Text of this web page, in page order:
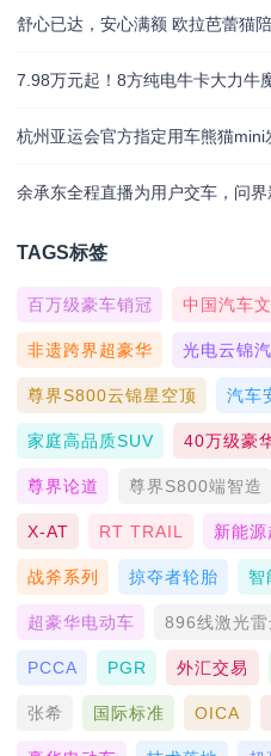
舒心已达，安心满额 欧拉芭蕾猫
7.98万元起！8方纯电牛卡大力牛
杭州亚运会官方指定用车熊猫mini
余承东全程直播为用户交车，问
TAGS标签
百万级豪车销冠 中国汽车
非遗跨界超豪华 光电云锦
尊界S800云锦星空顶 汽车
家庭高品质SUV 40万级豪
尊界论道 尊界S800端智造
X-AT RT TRAIL 新能
战斧系列 掠夺者轮胎 智
超豪华电动车 896线激光雷
PCCA PGR 外汇交易
张希 国际标准 OICA